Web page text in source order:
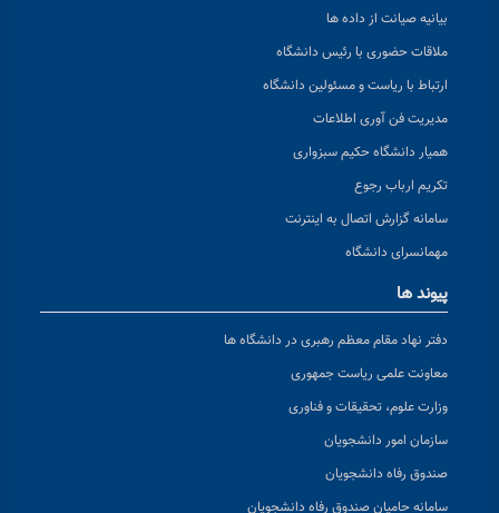
بیانیه صیانت از داده ها
ملاقات حضوری با رئیس دانشگاه
ارتباط با ریاست و مسئولین دانشگاه
مدیریت فن آوری اطلاعات
همیار دانشگاه حکیم سبزواری
تکریم ارباب رجوع
سامانه گزارش اتصال به اینترنت
مهمانسرای دانشگاه
پیوند ها
دفتر نهاد مقام معظم رهبری در دانشگاه ها
معاونت علمی ریاست جمهوری
وزارت علوم، تحقیقات و فناوری
سازمان امور دانشجویان
صندوق رفاه دانشجویان
سامانه حامیان صندوق رفاه دانشجویان